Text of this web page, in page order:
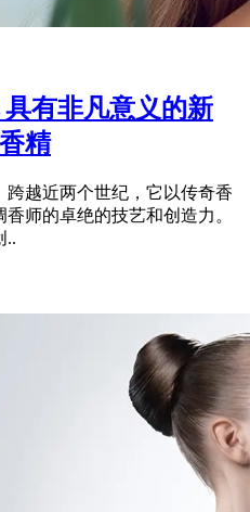
有非凡意义的新
精
越近两个世纪，它以传奇香
师的卓绝的技艺和创造力。
..